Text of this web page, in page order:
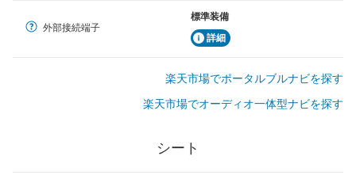
外部接続端子
標準装備
詳細
楽天市場でポータルブルナビを探す
楽天市場でオーディオ一体型ナビを探す
シート